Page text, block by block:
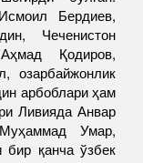
Бердиев,
Чеченистон
Қодиров,
озарбайжонлик
арбоблари ҳам
Ливияда Анвар
Умар,
қанча ўзбек